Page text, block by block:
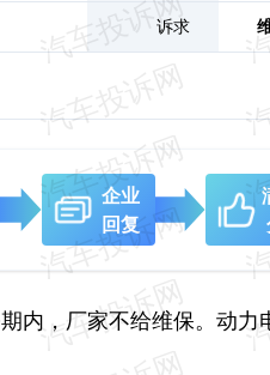
诉求
企业
回复
内，厂家不给维保。动